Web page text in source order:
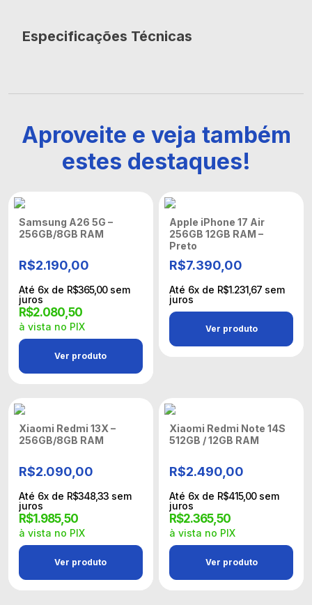
Especificações Técnicas
Aproveite e veja também
estes destaques!
Samsung A26 5G –
256GB/8GB RAM
R$2.190,00
Até 6x de R$365,00sem
juros
R$2.080,50
à vista no PIX
Ver produto
Apple iPhone 17 Air
256GB 12GB RAM –
Preto
R$7.390,00
Até 6x de R$1.231,67 sem
juros
Ver produto
Xiaomi Redmi 13X –
256GB/8GB RAM
R$2.090,00
Até 6x de R$348,33 sem
juros
R$1.985,50
à vista no PIX
Ver produto
Xiaomi Redmi Note 14S
512GB / 12GB RAM
R$2.490,00
Até 6x de R$415,00sem
juros
R$2.365,50
à vista no PIX
Ver produto